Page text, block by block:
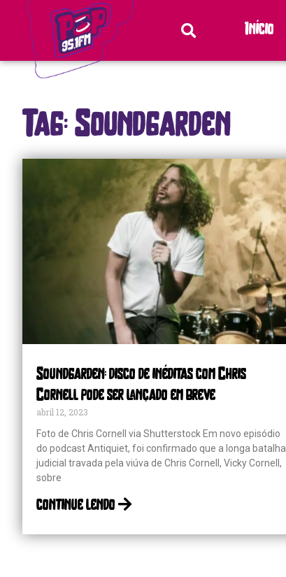
Início
Tag: Soundgarden
Soundgarden: disco de inéditas com Chris
Cornell pode ser lançado em breve
abril 12, 2023
Foto de Chris Cornell via Shutterstock Em novo episódio
do podcast Antiquiet, foi confirmado que a longa batalha
judicial travada pela viúva de Chris Cornell, Vicky Cornell,
sobre
continue lendo